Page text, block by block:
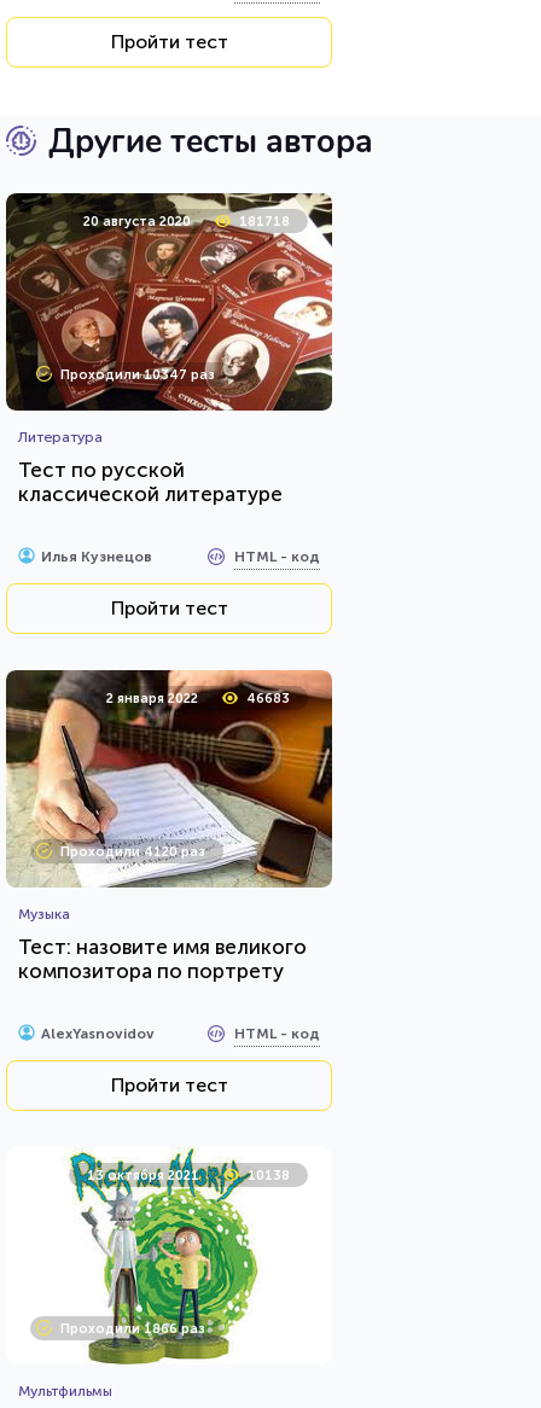
Пройти тест
Другие тесты автора
20 августа 2020 181718
Проходили 10347 раз
Литература
Тест по русской
классической литературе
Илья Кузнецов HTML - код
Пройти тест
2 января 2022 46683
Проходили 4120 раз
Музыка
Тест: назовите имя великого
композитора по портрету
AlexYasnovidov HTML - код
Пройти тест
13 октября 2021 10138
Проходили 1866 раз
Мультфильмы